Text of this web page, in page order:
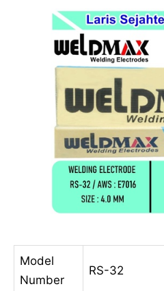
Model
Number
RS-32